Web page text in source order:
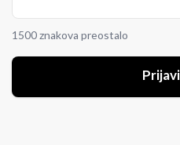
1500 znakova preostalo